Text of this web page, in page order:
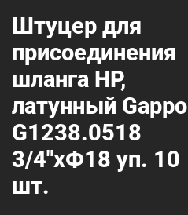
Штуцер для
присоединения
шланга НР,
латунный Gappo
G1238.0518
3/4"xФ18 уп. 10
шт.